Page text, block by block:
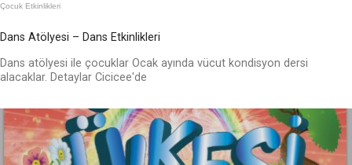
Çocuk Etkinlikleri
Dans Atölyesi – Dans Etkinlikleri
Dans atölyesi ile çocuklar Ocak ayında vücut kondisyon dersi
alacaklar. Detaylar Cicicee'de